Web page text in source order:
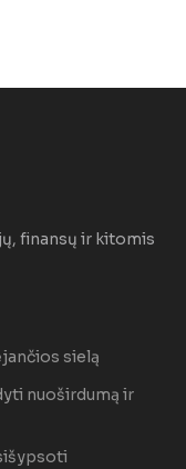
finansų ir kitomis
sielą
nuoširdumą ir